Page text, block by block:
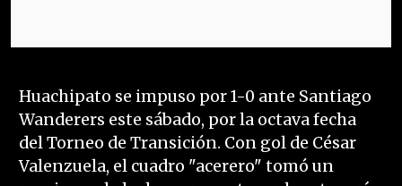
Huachipato se impuso por 1-0 ante Santiago
Wanderers este sábado, por la octava fecha
del Torneo de Transición. Con gol de César
Valenzuela, el cuadro "acerero" tomó un